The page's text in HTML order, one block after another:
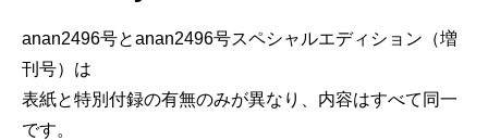
anan2496号とanan2496号スペシャルエディション（増
刊号）は
表紙と特別付録の有無のみが異なり、内容はすべて同一
です。